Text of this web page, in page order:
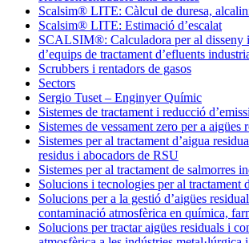
Scalsim® LITE: Càlcul de duresa,
Scalsim® LITE: Estimació d’escalat
SCALSIM®: Calculadora per al disseny
d’equips de tractament d’efluents
Scrubbers i rentadors de gasos
Sectors
Sergio Tuset – Enginyer Químic
Sistemes de tractament i reducció
Sistemes de vessament zero per a aigües
Sistemes per al tractament d’aigua
residus i abocadors de RSU
Sistemes per al tractament de salmorres
Solucions i tecnologies per al tractament
Solucions per a la gestió d’aigües
contaminació atmosfèrica en química,
Solucions per tractar aigües residuals i